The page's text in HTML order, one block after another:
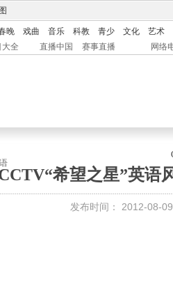
晚 戏曲 音乐 科教 青少 文化
艺术
大全 直播中国 赛事直播 网络
希望之星”英语
发布时间： 2012-08-